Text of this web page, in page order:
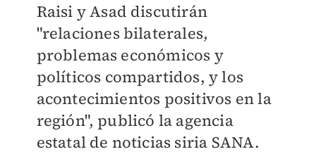
Raisi y Asad discutirán
"relaciones bilaterales,
problemas económicos y
políticos compartidos, y los
acontecimientos positivos en la
región", publicó la agencia
estatal de noticias siria SANA.